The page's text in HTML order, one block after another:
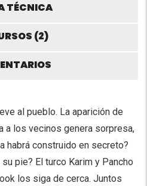
TÉCNICA
(2)
al pueblo. La aparición de
a los vecinos genera sorpresa,
habrá construido en secreto?
pie? El turco Karim y Pancho
los siga de cerca. Juntos